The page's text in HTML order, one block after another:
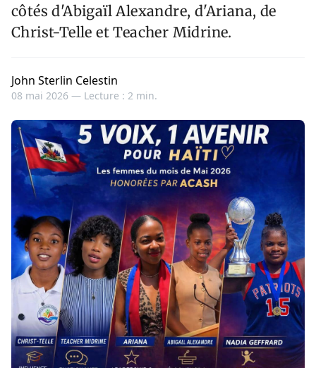
côtés d'Abigaïl Alexandre, d'Ariana, de
Christ-Telle et Teacher Midrine.
John Sterlin Celestin
08 mai 2026 — Lecture : 2 min.